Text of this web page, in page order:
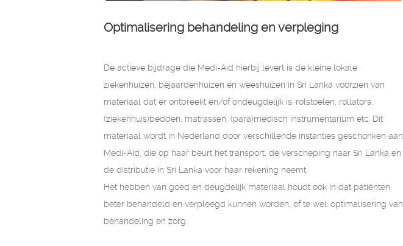
Optimalisering behandeling en verpleging
De actieve bijdrage die Medi-Aid hierbij levert is de kleine lokale
ziekenhuizen, bejaardenhuizen en weeshuizen in Sri Lanka voorzien van
materiaal dat er ontbreekt en/of ondeugdelijk is: rolstoelen, rollators,
(ziekenhuis)bedden, matrassen, (para)medisch instrumentarium etc. Dit
materiaal wordt in Nederland door verschillende instanties geschonken aan
Medi-Aid, die op haar beurt het transport, de verscheping naar Sri Lanka en
de distributie in Sri Lanka voor haar rekening neemt.
Het hebben van goed en deugdelijk materiaal houdt ook in dat patiënten
beter behandeld en verpleegd kunnen worden, of te wel: optimalisering van
behandeling en zorg.